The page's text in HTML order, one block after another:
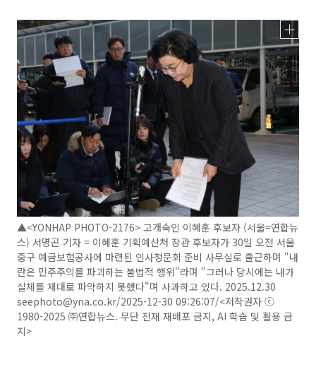
▲<YONHAP PHOTO-2176> 고개숙인 이혜훈 후보자 (서울=연합뉴
스) 서명곤 기자 = 이혜훈 기획예산처 장관 후보자가 30일 오전 서울
중구 예금보험공사에 마련된 인사청문회 준비 사무실로 출근하며 "내
란은 민주주의를 파괴하는 불법적 행위"라며 "그러나 당시에는 내가
실체를 제대로 파악하지 못했다"며 사과하고 있다. 2025.12.30
seephoto@yna.co.kr/2025-12-30 09:26:07/<저작권자 ⓒ
1980-2025 ㈜연합뉴스. 무단 전재 재배포 금지, AI 학습 및 활용 금
지>